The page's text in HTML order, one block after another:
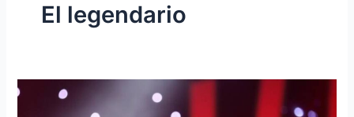
El legendario
Falleció